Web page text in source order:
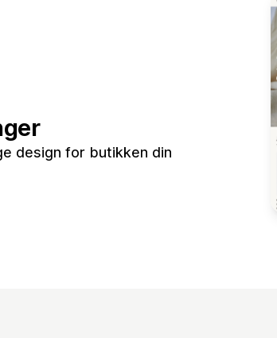
design for butikken din